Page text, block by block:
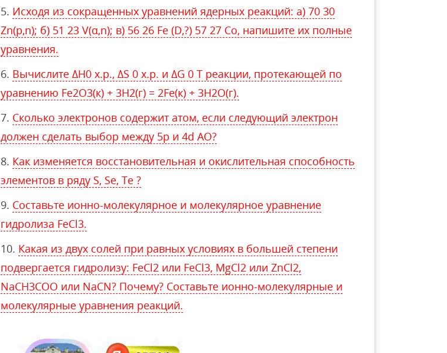
Исходя из сокращенных уравнений ядерных реакций: а) 70 30
Zn(p,n); б) 51 23 V(α,n); в) 56 26 Fe (D,?) 57 27 Со, напишите их полные
уравнения.
Вычислите ∆Н0 х.р., ∆S 0 х.р. и ∆G 0 Т реакции, протекающей по
уравнению Fe2O3(к) + 3Н2(г) = 2Fe(к) + 3Н2O(г).
Сколько электронов содержит атом, если следующий электрон
должен сделать выбор между 5р и 4d АО?
Как изменяется восстановительная и окислительная способность
элементов в ряду S, Se, Te ?
Составьте ионно-молекулярное и молекулярное уравнение
гидролиза FeCl3.
Какая из двух солей при равных условиях в большей степени
подвергается гидролизу: FeCl2 или FeCl3, MgCl2 или ZnCl2,
NaCH3COO или NaCN? Почему? Составьте ионно-молекулярные и
молекулярные уравнения реакций.